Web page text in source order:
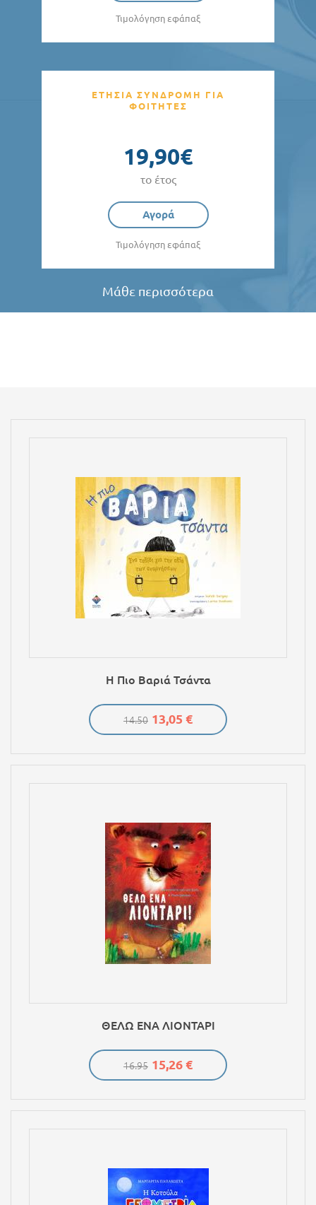
Τιμολόγηση εφάπαξ
ΕΤΗΣΙΑ ΣΥΝΔΡΟΜΗ ΓΙΑ
ΦΟΙΤΗΤΕΣ
19,90€
το έτος
Αγορά
Τιμολόγηση εφάπαξ
Μάθε περισσότερα
Η Πιο Βαριά Τσάντα
14.50 13,05 €
ΘΕΛΩ ΕΝΑ ΛΙΟΝΤΑΡΙ
16.95 15,26 €